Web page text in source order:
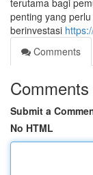
terutama bagi
penting yang
berinvestasi
Comments
Comments
Submit a
No HTML